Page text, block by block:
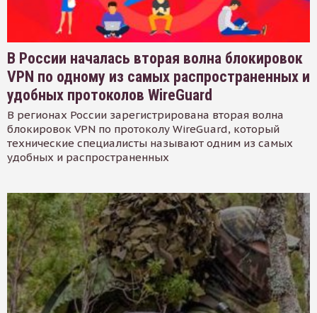
В России началась вторая волна блокировок
VPN по одному из самых распространенных и
удобных протоколов WireGuard
В регионах России зарегистрирована вторая волна
блокировок VPN по протоколу WireGuard, который
технические специалисты называют одним из самых
удобных и распространенных